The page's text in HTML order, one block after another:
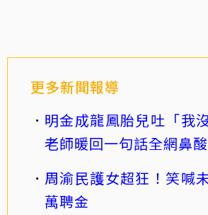
更多新聞報導
明金成龍鳳胎兒吐「我
老師暖回一句話全網鼻酸
周渝民護女超狂！笑喊
萬聘金